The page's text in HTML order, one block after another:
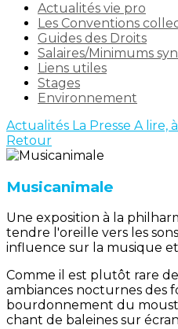
Actualités vie pro
Les Conventions
Guides des Droits
Salaires/Minimums
Liens utiles
Stages
Environnement
Actualités La Presse A lire,
Retour
Musicanimale
Une exposition à la
tendre l'oreille vers les
influence sur la musique
Comme il est plutôt rare
ambiances nocturnes des
bourdonnement du
chant de baleines sur